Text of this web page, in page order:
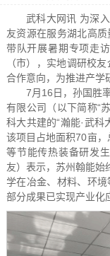
武科大网讯 为深
友资源在服务湖北高
带队开展暑期专项走
（市），实地调研校
合作意向，为推进产学
7月16日，孙国胜
有限公司（以下简称“
科大共建的“瀚能·武科
该项目占地面积70亩
等节能传热装备研发
友）表示，苏州翰能始
学在冶金、材料、环境
部分成果已实现产业化